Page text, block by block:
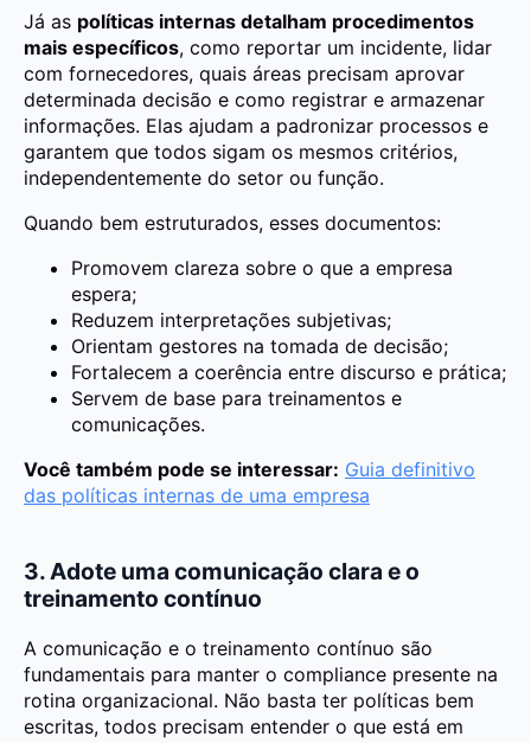
Já as políticas internas detalham procedimentos
mais específicos, como reportar um incidente, lidar
com fornecedores, quais áreas precisam aprovar
determinada decisão e como registrar e armazenar
informações. Elas ajudam a padronizar processos e
garantem que todos sigam os mesmos critérios,
independentemente do setor ou função.
Quando bem estruturados, esses documentos:
Promovem clareza sobre o que a empresa
espera;
Reduzem interpretações subjetivas;
Orientam gestores na tomada de decisão;
Fortalecem a coerência entre discurso e prática;
Servem de base para treinamentos e
comunicações.
Você também pode se interessar: Guia definitivo
das políticas internas de uma empresa
3. Adote uma comunicação clara e o
treinamento contínuo
A comunicação e o treinamento contínuo são
fundamentais para manter o compliance presente na
rotina organizacional. Não basta ter políticas bem
escritas, todos precisam entender o que está em